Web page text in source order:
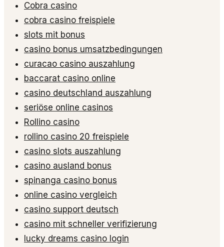
Cobra casino
cobra casino freispiele
slots mit bonus
casino bonus umsatzbedingungen
curacao casino auszahlung
baccarat casino online
casino deutschland auszahlung
seriöse online casinos
Rollino casino
rollino casino 20 freispiele
casino slots auszahlung
casino ausland bonus
spinanga casino bonus
online casino vergleich
casino support deutsch
casino mit schneller verifizierung
lucky dreams casino login